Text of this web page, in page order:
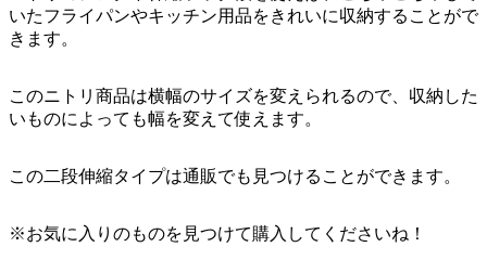
いたフライパンやキッチン用品をきれいに収納することがで
きます。
このニトリ商品は横幅のサイズを変えられるので、収納した
いものによっても幅を変えて使えます。
この二段伸縮タイプは通販でも見つけることができます。
※お気に入りのものを見つけて購入してくださいね！